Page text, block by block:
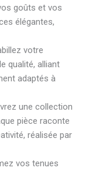
goûts et vos
élégantes,
votre
qualité, alliant
adaptés à
une collection
pièce raconte
réalisée par
vos tenues